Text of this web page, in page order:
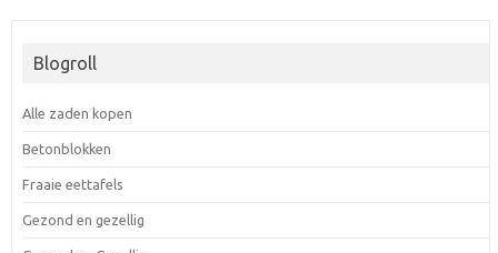
Blogroll
Alle zaden kopen
Betonblokken
Fraaie eettafels
Gezond en gezellig